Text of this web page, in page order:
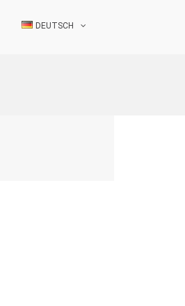
DEUTSCH